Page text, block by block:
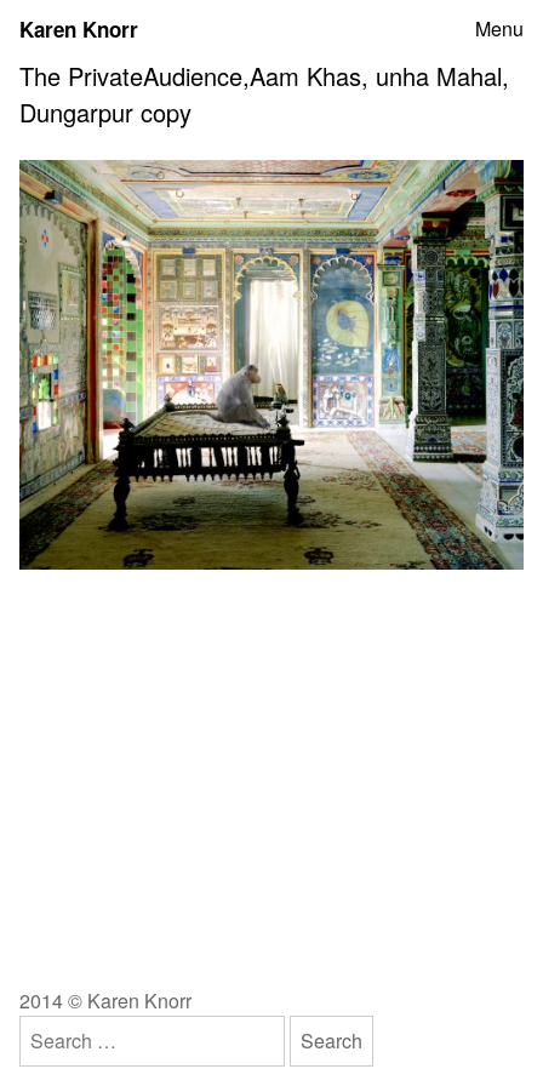
content
Karen Knorr Menu
The PrivateAudience,Aam Khas, unha Mahal,
Dungarpur copy
2014 © Karen Knorr
Search
for: